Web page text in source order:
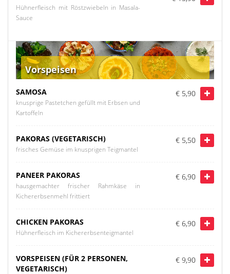
Hühnerfleisch mit Röstzwiebeln in Masala-
Sauce
Vorspeisen
SAMOSA
knusprige Pastetchen gefüllt mit Erbsen und
Kartoffeln
€ 5,90
PAKORAS (VEGETARISCH)
frisches Gemüse im knusprigen Teigmantel
€ 5,50
PANEER PAKORAS
hausgemachter frischer Rahmkäse in
Kichererbsenmehl frittiert
€ 6,90
CHICKEN PAKORAS
Hühnerfleisch im Kichererbsenteigmantel
€ 6,90
VORSPEISEN (FÜR 2 PERSONEN,
VEGETARISCH)
€ 9,90